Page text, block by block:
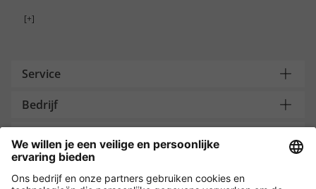
[+]
Service
Bedrijf
Payment and Delivery